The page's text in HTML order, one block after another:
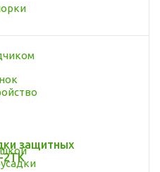
защитных
2ТК